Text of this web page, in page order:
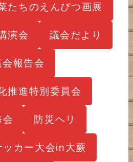
たちのえんぴつ画展
演会 議会だより
会報告会
推進特別委員会
防災ヘリ
ッカー大会in大蕨